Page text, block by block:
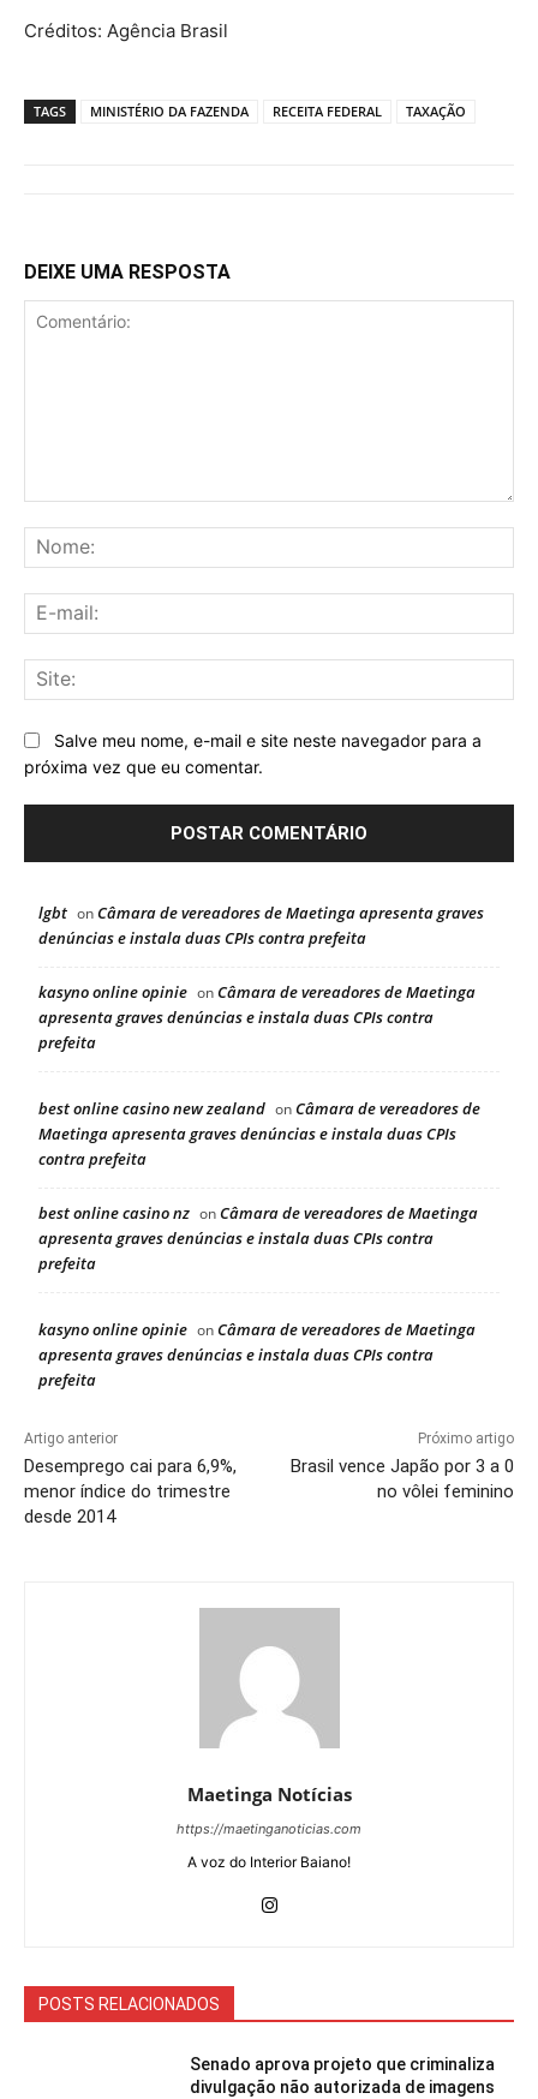
Créditos: Agência Brasil
TAGS MINISTÉRIO DA FAZENDA RECEITA FEDERAL TAXAÇÃO
DEIXE UMA RESPOSTA
Salve meu nome, e-mail e site neste navegador para a
próxima vez que eu comentar.
lgbt onCâmara de vereadores de Maetinga apresenta graves
denúncias e instala duas CPIs contra prefeita
kasyno online opinie onCâmara de vereadores de Maetinga
apresenta graves denúncias e instala duas CPIs contra
prefeita
best online casino new zealand onCâmara de vereadores de
Maetinga apresenta graves denúncias e instala duas CPIs
contra prefeita
best online casino nz onCâmara de vereadores de Maetinga
apresenta graves denúncias e instala duas CPIs contra
prefeita
kasyno online opinie onCâmara de vereadores de Maetinga
apresenta graves denúncias e instala duas CPIs contra
prefeita
Artigo anterior
Desemprego cai para 6,9%,
menor índice do trimestre
desde 2014
Próximo artigo
Brasil vence Japão por 3 a 0
no vôlei feminino
Maetinga Notícias
https://maetinganoticias.com
A voz do Interior Baiano!
POSTS RELACIONADOS
Senado aprova projeto que criminaliza
divulgação não autorizada de imagens